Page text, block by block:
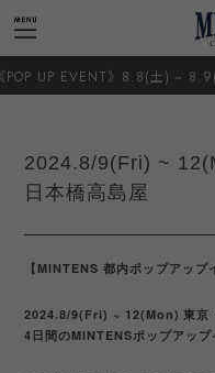
土) ~ 8.9(日) @ 葉山
2024.8/9(Fri) ~
日本橋高島屋
【MINTENS 都内ポップアップ
2024.8/9(Fri) ~ 12(Mon) 東京
4日間のMINTENSポップアップ